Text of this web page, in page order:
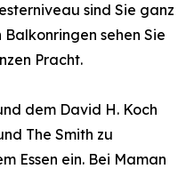
sind Sie ganz
sehen Sie
Pracht.
dem David H. Koch
The Smith zu
Essen ein. Bei Maman